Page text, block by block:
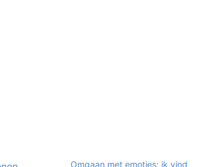
Omgaan met emoties: ik vind